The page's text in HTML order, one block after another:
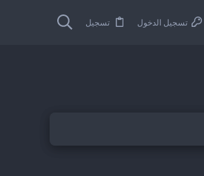
تسجيل الدخول تسجيل